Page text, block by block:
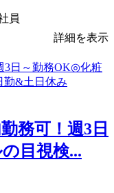
員
詳細を表示
務可！週3日
目視検...